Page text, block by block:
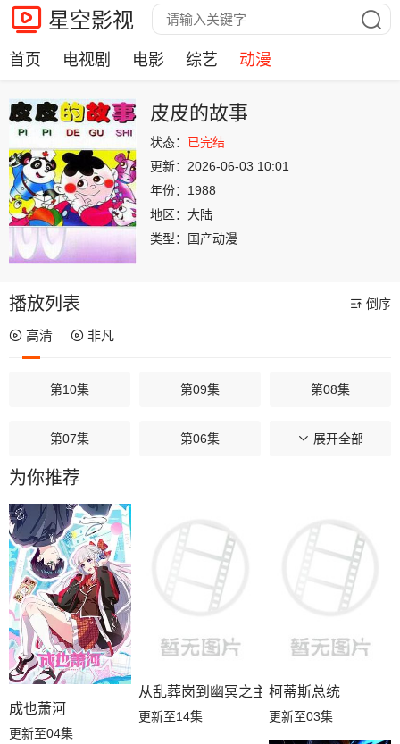
星空影视
首页 电视剧 电影 综艺 动漫
皮皮的故事
状态： 已完结
更新： 2026-06-03 10:01
年份： 1988
地区： 大陆
类型：
国产动漫
播放列表 倒序
高清 非凡
第10集 第09集 第08集
第07集 第06集 第05集
第04集
第01集
展开全部
为你推荐
成也萧河
更新至04集
从乱葬岗到幽冥之主
更新至14集
柯蒂斯总统
更新至03集